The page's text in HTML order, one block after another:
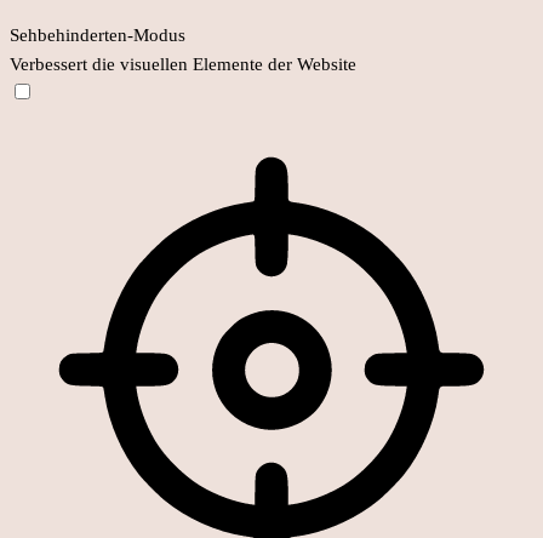
Sehbehinderten-Modus
Verbessert die visuellen Elemente der Website